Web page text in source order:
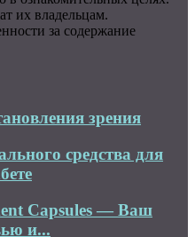
их владельцам.
за содержание
зрения
средства для
Capsules — Ваш
и...